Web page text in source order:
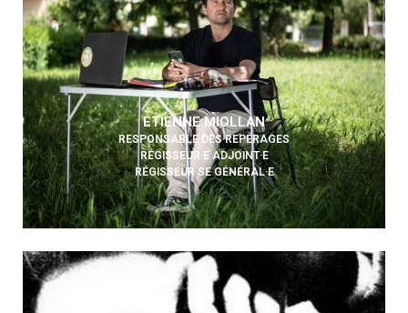
ETIENNE MIOLLAN
RESPONSABLE DES REPÉRAGES
RÉGISSEUR·E ADJOINT·E
RÉGISSEUR·SE GÉNÉRAL·E